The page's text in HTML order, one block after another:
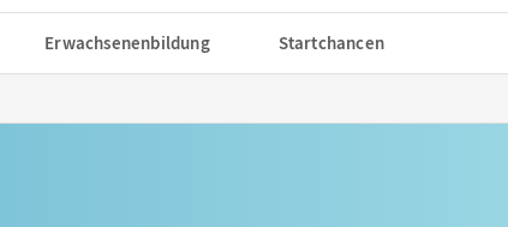
Erwachsenenbildung Startchancen